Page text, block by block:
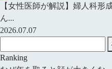
【女性医師が解説】婦人科形
ん...
2026.07.07
Ranking